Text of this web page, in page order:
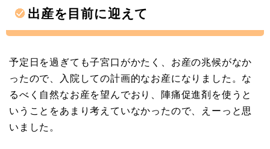
出産を目前に迎えて
予定日を過ぎても子宮口がかたく、お産の兆候がなか
ったので、入院しての計画的なお産になりました。な
るべく自然なお産を望んでおり、陣痛促進剤を使うと
いうことをあまり考えていなかったので、えーっと思
いました。